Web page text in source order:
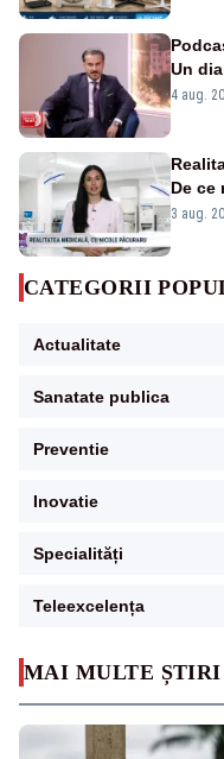
MAI MULTE
Un
VIDEO
4 aug.
De ce
3 aug.
CATEGORII
Actualitate
Sanatate publica
Preventie
Inovatie
Specialități
Teleexcelența